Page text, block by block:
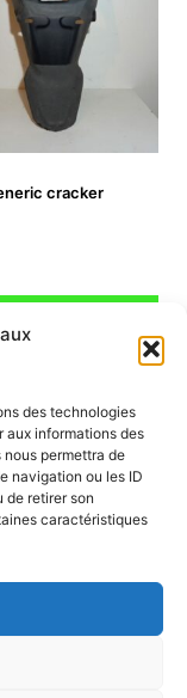
des technologies
informations des
permettra de
navigation ou les ID
de retirer son
caractéristiques
cracker